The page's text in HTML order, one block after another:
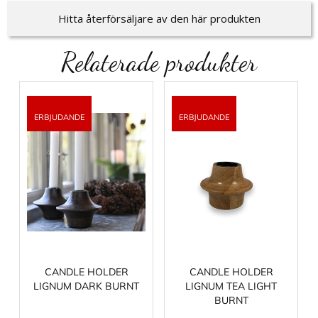
Hitta återförsäljare av den här produkten
Relaterade produkter
CANDLE HOLDER
LIGNUM DARK BURNT
CANDLE HOLDER
LIGNUM TEA LIGHT
BURNT